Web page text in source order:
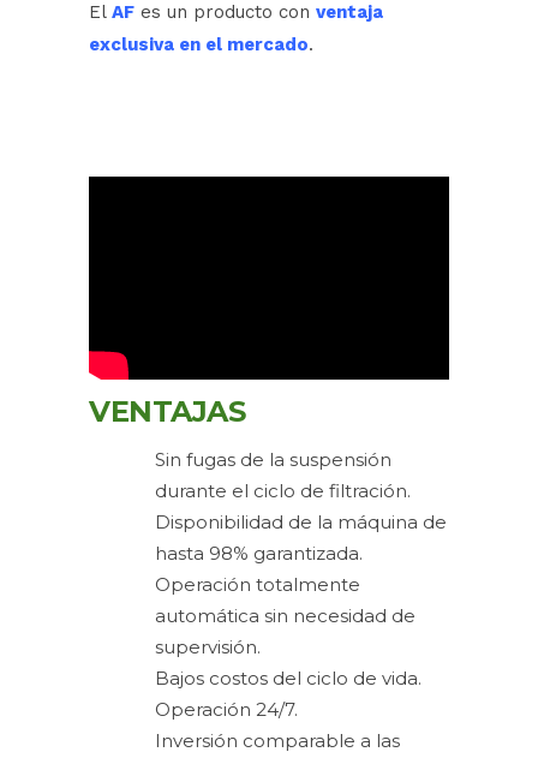
El AF es un producto con ventaja
exclusiva en el mercado.
VENTAJAS
Sin fugas de la suspensión
durante el ciclo de filtración.
Disponibilidad de la máquina de
hasta 98% garantizada.
Operación totalmente
automática sin necesidad de
supervisión.
Bajos costos del ciclo de vida.
Operación 24/7.
Inversión comparable a las